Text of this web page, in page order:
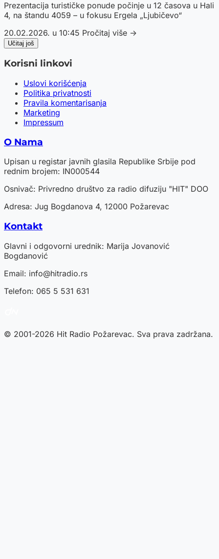
Prezentacija turističke ponude počinje u 12 časova u Hali
4, na štandu 4059 – u fokusu Ergela „Ljubičevo“
20.02.2026. u 10:45 Pročitaj više →
Učitaj još
Korisni linkovi
Uslovi korišćenja
Politika privatnosti
Pravila komentarisanja
Marketing
Impressum
O Nama
Upisan u registar javnih glasila Republike Srbije pod
rednim brojem: IN000544
Osnivač: Privredno društvo za radio difuziju "HIT" DOO
Adresa: Jug Bogdanova 4, 12000 Požarevac
Kontakt
Glavni i odgovorni urednik: Marija Jovanović
Bogdanović
Email: info@hitradio.rs
Telefon: 065 5 531 631
© 2001-2026 Hit Radio Požarevac. Sva prava zadržana.